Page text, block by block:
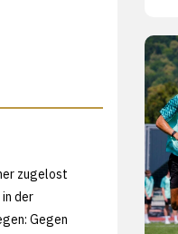
zugelost
der
Gegen